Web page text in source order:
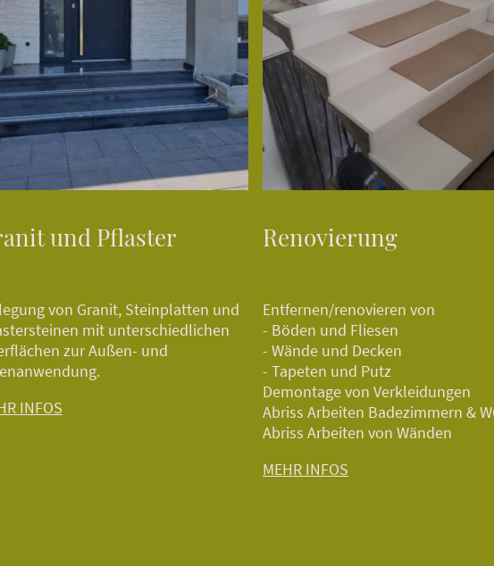
und Pflaster
von Granit, Steinplatten und
mit unterschiedlichen
zur Außen- und
INFOS
Renovierung
Entfernen/renovieren von
- Böden und Fliesen
- Wände und Decken
- Tapeten und Putz
Demontage von Verkleidungen
Abriss Arbeiten Badezimmern &
Abriss Arbeiten von Wänden
MEHR INFOS